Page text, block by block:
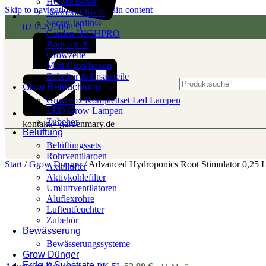
Skip to navigationSkip to main content
0234-52009851
kontakt@gardenmary.de
DiamondBox®
Secret Jardin®
Garden HIGHPRO
Bonsanto®
Growzelte
Mini Growboxen
Zubehör & Ersatzteile
Grow Beleuchtung
Growbox Komplettset Led Lampen
LED Grow Lampen
Zubehör
Belüftung
Belüftungssets
Rohrventilaroen
Axiallüfter
Aktivkohlefilter
Umluftventilatoren
Aluflexrohre
Luftentfeuchter
Zubehör
Bewässerung
Bewässerungssysteme
Grow Dünger
Start / Grow Dünger/ Advanced Hydroponics Root Stimulator 0,25 L